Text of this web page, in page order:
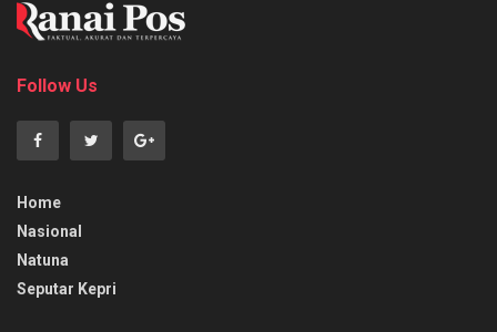
Follow Us
Home
Nasional
Natuna
Seputar Kepri